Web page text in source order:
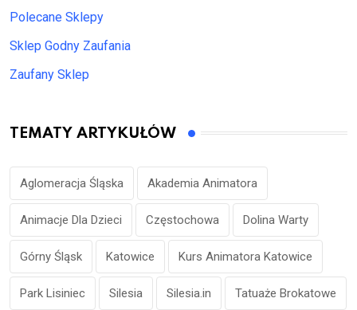
Polecane Sklepy
Sklep Godny Zaufania
Zaufany Sklep
TEMATY ARTYKUŁÓW
Aglomeracja Śląska Akademia Animatora
Animacje Dla Dzieci Częstochowa Dolina Warty
Górny Śląsk Katowice Kurs Animatora Katowice
Park Lisiniec Silesia Silesia.in Tatuaże Brokatowe